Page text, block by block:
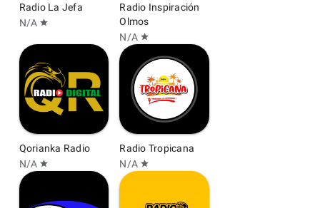
Radio La Jefa
N/A star
Radio Inspiración
Olmos
N/A star
Qorianka Radio
N/A star
Radio Tropicana
N/A star